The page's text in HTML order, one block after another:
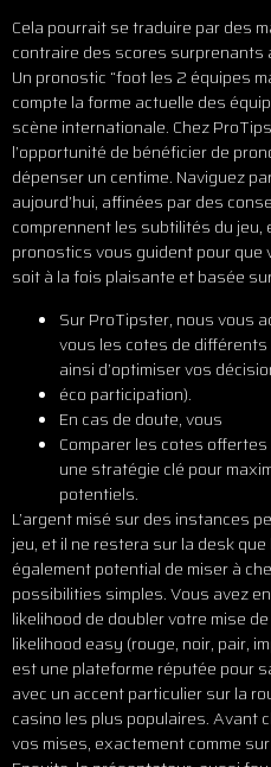
Cela pourrait se traduire par des
contraire des scores surprenants
Un pronostic “foot les 2 équipes
compte la forme actuelle des
scène internationale. Chez
l’opportunité de bénéficier de
dépenser un centime. Naviguez
aujourd’hui, affinées par des
comprennent les subtilités du
pronostics vous guident pour que
soit à la fois plaisante et basée
Sur ProTipster, nous vous
vous les cotes de
ainsi d’optimiser vos
éco participation).
En cas de doute, vous
Comparer les cotes
une stratégie clé pour
potentiels.
L’argent misé sur des instances
jeu, et il ne restera sur la desk
également potential de miser à
possibilities simples. Vous avez
likelihood de doubler votre mise
likelihood easy (rouge, noir, pair,
est une plateforme réputée pour
avec un accent particulier sur la
casino les plus populaires. Avant
vos mises, exactement comme